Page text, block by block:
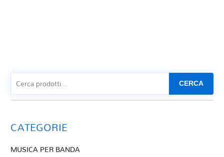
CERCA
CATEGORIE
MUSICA PER BANDA